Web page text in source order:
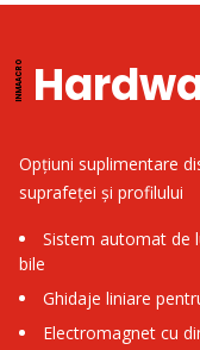
Opțiuni suplimentare
suprafeței și profilului
Sistem automat de
bile
Ghidaje liniare
Electromagnet cu